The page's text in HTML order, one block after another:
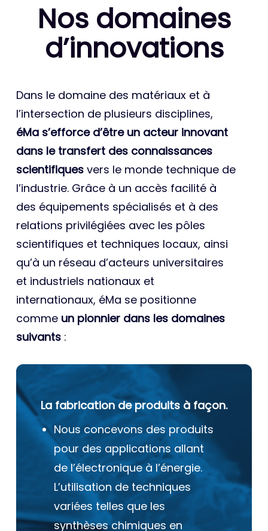
Nos domaines
d’innovations
Dans le domaine des matériaux et à
l’intersection de plusieurs disciplines,
éMa s’efforce d’être un acteur innovant
dans le transfert des connaissances
scientifiques vers le monde technique de
l’industrie. Grâce à un accès facilité à
des équipements spécialisés et à des
relations privilégiées avec les pôles
scientifiques et techniques locaux, ainsi
qu’à un réseau d’acteurs universitaires
et industriels nationaux et
internationaux, éMa se positionne
comme un pionnier dans les domaines
suivants :
La fabrication de produits à façon.
Nous concevons des produits
pour des applications allant
de l’électronique à l’énergie.
L’utilisation de techniques
variées telles que les
synthèses chimiques en